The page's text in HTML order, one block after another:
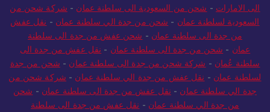
الى الامارات - شحن من السعودية الى سلطنة عمان - شركة شحن من
السعودية لسلطنة عمان - شحن من جدة الي سلطنة عمان - نقل عفش
من جدة الى سلطنة عمان - شحن عفش من جدة الى سلطنة
عمان - شحن من جدة الى سلطنة عمان - نقل عفش من جدة الى
سلطنة عُمان - شركة شحن من جدة الى سلطنة عمان - شحن من جدة
لسلطنة عمان - نقل عفش من جدة الي سلطنة عمان - شركة شحن من
جدة الي سلطنة عمان - نقل عفش من جدة الى سلطنة عمان - شحن
من جدة الي سلطنة عمان - نقل عفش من جدة الى سلطنة